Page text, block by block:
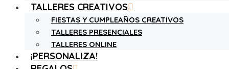
TALLERES CREATIVOS
FIESTAS Y CUMPLEAÑOS CREATIVOS
TALLERES PRESENCIALES
TALLERES ONLINE
¡PERSONALIZA!